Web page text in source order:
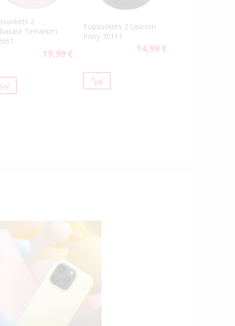
2
Terrarium
19,99 €
Popsockets 2 Unicorn
Pony 70111
14,99 €